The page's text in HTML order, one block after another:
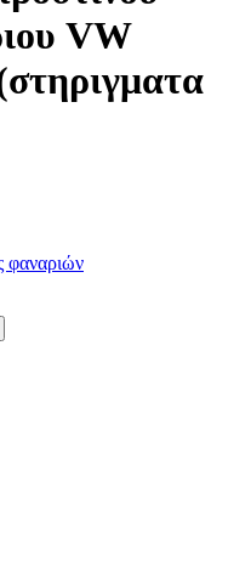
VW
φαναριών